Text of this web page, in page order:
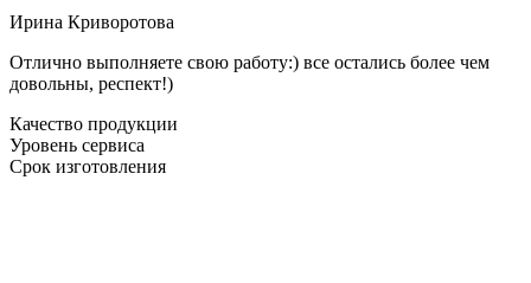
Ирина Криворотова
Отлично выполняете свою работу:) все остались более чем
довольны, респект!)
Качество продукции
Уровень сервиса
Срок изготовления